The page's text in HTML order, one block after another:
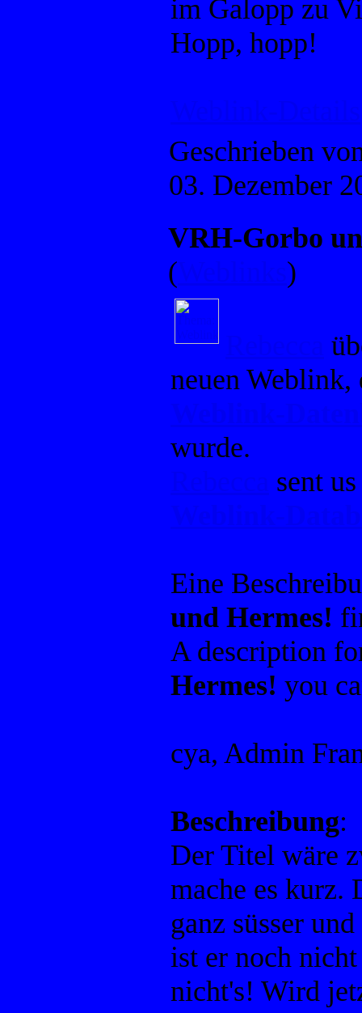
im Galopp zu
Hopp, hopp!
Geschrieben
03. Dezember
VRH-Gorbo
(
)
neuen Weblink,
wurde.
sent
Eine
und Hermes!
A description
Hermes! you
cya, Admin
Beschreibung:
Der Titel wäre
mache es kurz.
ganz süsser
ist er noch
nicht's! Wird